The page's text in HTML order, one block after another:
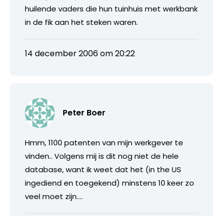
huilende vaders die hun tuinhuis met werkbank
in de fik aan het steken waren.
14 december 2006 om 20:22
Peter Boer
Hmm, 1100 patenten van mijn werkgever te
vinden.. Volgens mij is dit nog niet de hele
database, want ik weet dat het (in the US
ingediend en toegekend) minstens 10 keer zo
veel moet zijn….